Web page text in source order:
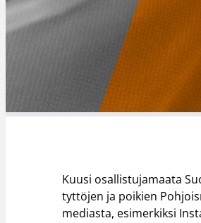
Kuusi osallistujamaata
tyttöjen ja poikien
mediasta, esimerkiksi